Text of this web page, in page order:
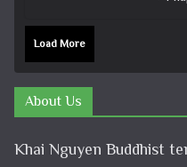
Load More
About Us
Khai Nguyen Buddhist